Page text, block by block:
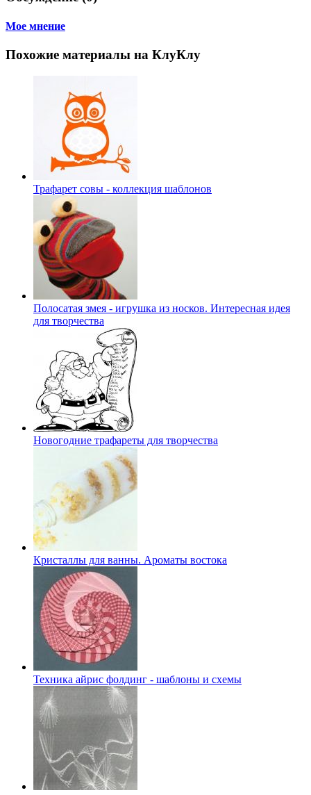
Мое мнение
Похожие материалы на КлуКлу
Трафарет совы - коллекция шаблонов
Полосатая змея - игрушка из носков. Интересная идея
для творчества
Новогодние трафареты для творчества
Кристаллы для ванны. Ароматы востока
Техника айрис фолдинг - шаблоны и схемы